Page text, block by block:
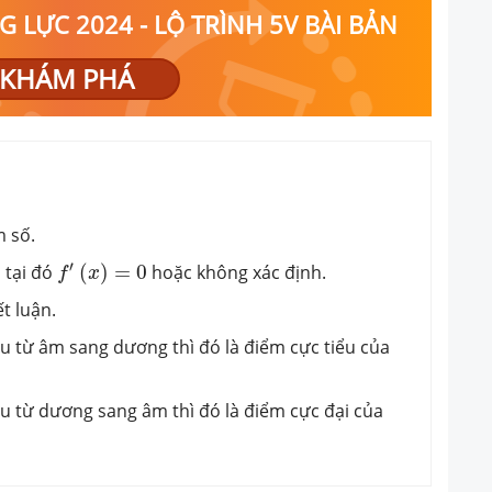
LỰC 2024 - LỘ TRÌNH 5V BÀI BẢN
KHÁM PHÁ
số.
tại đó f′ (x) = 0
f′( x)=0
hoặc không xác định.
luận.
từ âm sang dương thì đó là điểm cực tiểu của
từ dương sang âm thì đó là điểm cực đại của